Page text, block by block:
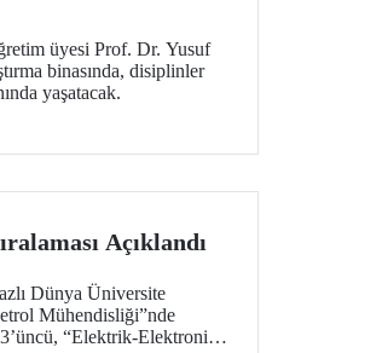
üyesi Prof. Dr. Yusuf
binasında, disiplinler
yaşatacak.
Açıklandı
Dünya Üniversite
Mühendisliği”nde
“Elektrik-Elektronik